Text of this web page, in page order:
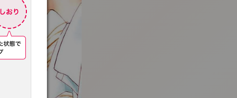
:692.15.692.957:t-vnqp.lunrzsdszk.vn.oi